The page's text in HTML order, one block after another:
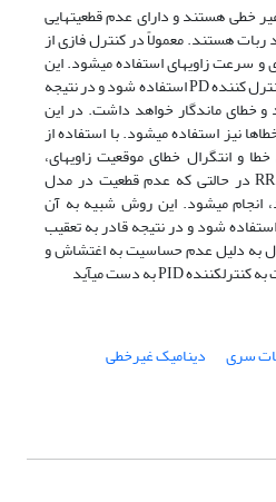
خطی هستند و دارای عدم قطعیتهایی
هستند. معمولاً در کنترل فازی از
و سرعت زاویه­ای استفاده می­شود. این
کنندهPDاستفاده شود و در نتیجه
و خطای ماندگار خواهد داشت. در این
نیز استفاده می­شود. با استفاده از
و انتگرال خطای موقعیت زاویه­ای،
RRدر حالتی که عدم قطعیت در مدل
انجام می­شود. این روش شبیه به آن
استفاده شود و در نتیجه قادر به تعقیب
به دلیل عدم حساسیت به اغتشاش و
کنترل­کنندهPIDبه دست می­آید
سری
دینامیک غیرخطی